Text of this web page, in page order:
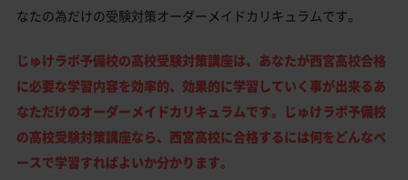
なたの為だけの受験対策オーダーメイドカリキュラムです。
じゅけラボ予備校の高校受験対策講座は、あなたが西宮高校合格
に必要な学習内容を効率的、効果的に学習していく事が出来るあ
なただけのオーダーメイドカリキュラムです。じゅけラボ予備校
の高校受験対策講座なら、西宮高校に合格するには何をどんなペ
ースで学習すればよいか分かります。